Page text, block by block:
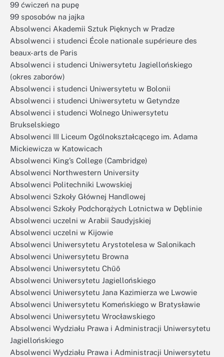
99 ćwiczeń na pupę
99 sposobów na jajka
Absolwenci Akademii Sztuk Pięknych w Pradze
Absolwenci i studenci École nationale supérieure des
beaux-arts de Paris
Absolwenci i studenci Uniwersytetu Jagiellońskiego
(okres zaborów)
Absolwenci i studenci Uniwersytetu w Bolonii
Absolwenci i studenci Uniwersytetu w Getyndze
Absolwenci i studenci Wolnego Uniwersytetu
Brukselskiego
Absolwenci III Liceum Ogólnokształcącego im. Adama
Mickiewicza w Katowicach
Absolwenci King’s College (Cambridge)
Absolwenci Northwestern University
Absolwenci Politechniki Lwowskiej
Absolwenci Szkoły Głównej Handlowej
Absolwenci Szkoły Podchorążych Lotnictwa w Dęblinie
Absolwenci uczelni w Arabii Saudyjskiej
Absolwenci uczelni w Kijowie
Absolwenci Uniwersytetu Arystotelesa w Salonikach
Absolwenci Uniwersytetu Browna
Absolwenci Uniwersytetu Chūō
Absolwenci Uniwersytetu Jagiellońskiego
Absolwenci Uniwersytetu Jana Kazimierza we Lwowie
Absolwenci Uniwersytetu Komeńskiego w Bratysławie
Absolwenci Uniwersytetu Wrocławskiego
Absolwenci Wydziału Prawa i Administracji Uniwersytetu
Jagiellońskiego
Absolwenci Wydziału Prawa i Administracji Uniwersytetu